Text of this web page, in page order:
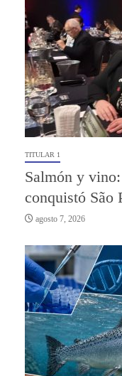
TITULAR 1
Salmón y
conquistó São
agosto 7, 2026